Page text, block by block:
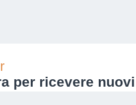
per ricevere